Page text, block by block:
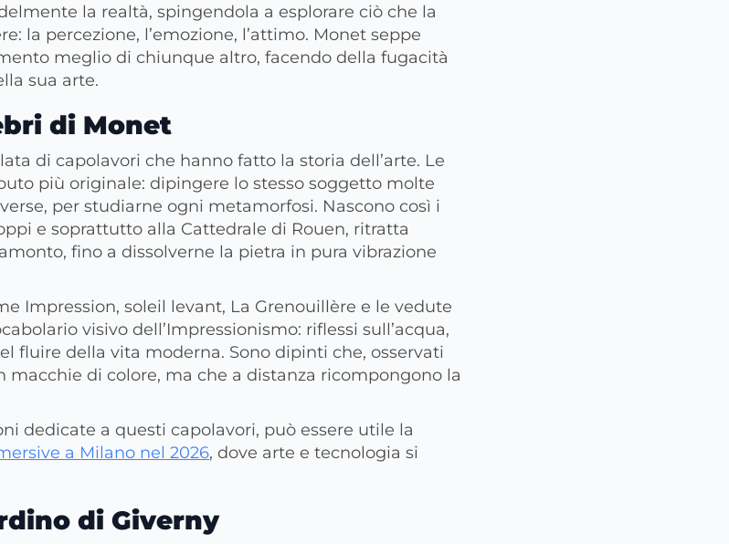
la realtà, spingendola a esplorare ciò che la
la percezione, l’emozione, l’attimo. Monet seppe
meglio di chiunque altro, facendo della fugacità
sua arte.
di Monet
di capolavori che hanno fatto la storia dell’arte. Le
più originale: dipingere lo stesso soggetto molte
per studiarne ogni metamorfosi. Nascono così i
e soprattutto alla Cattedrale di Rouen, ritratta
fino a dissolverne la pietra in pura vibrazione
Impression, soleil levant, La Grenouillère e le vedute
visivo dell’Impressionismo: riflessi sull’acqua,
fluire della vita moderna. Sono dipinti che, osservati
macchie di colore, ma che a distanza ricompongono la
dedicate a questi capolavori, può essere utile la
a Milano nel 2026, dove arte e tecnologia si
di Giverny